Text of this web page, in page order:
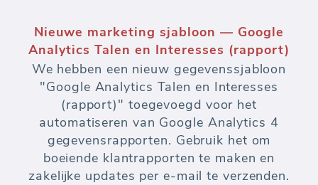
Nieuwe marketing sjabloon — Google
Analytics Talen en Interesses (rapport)
We hebben een nieuw gegevenssjabloon
"Google Analytics Talen en Interesses
(rapport)" toegevoegd voor het
automatiseren van Google Analytics 4
gegevensrapporten. Gebruik het om
boeiende klantrapporten te maken en
zakelijke updates per e-mail te verzenden.